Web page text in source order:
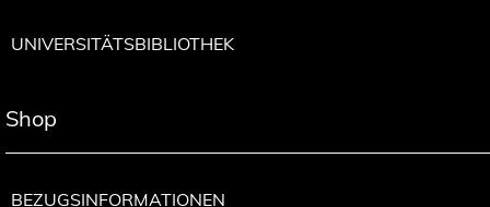
UNIVERSITÄTSBIBLIOTHEK
Shop
BEZUGSINFORMATIONEN